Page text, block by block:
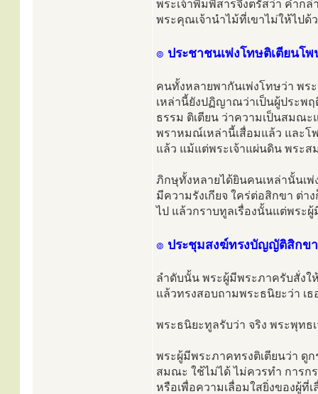
พระเจ้าพิมพิสารจึงตรัสว่า คำก
พระคุณเจ้านำไม้ที่เขาไม่ให้ไปด้
๏ ประชาชนเพ่งโทษติเตียนโ
คนทั้งหลายพากันเพ่งโทษว่า พร
เหล่านี้ยังปฏิญาณว่าเป็นผู้ประพ
ธรรม ติเตียน ว่าความเป็นสมณ
พราหมณ์เหล่านี้เสื่อมแล้ว และ
แล้ว แม้แต่พระเจ้าแผ่นดิน พระ
ภิกษุทั้งหลายได้ยินคนเหล่านั้นเ
มีความรังเกียจ ใคร่ต่อสิกขา ต่า
ไป แล้วกราบทูลเรื่องนั้นแต่พระ
๏ ประชุมสงฆ์ทรงบัญญัติสิกข
ลำดับนั้น พระผู้มีพระภาครับสั่งใ
แล้วทรงสอบถามพระธนิยะว่า เธ
พระธนิยะทูลรับว่า จริง พระพุทธ
พระผู้มีพระภาคทรงติเตียนว่า ดู
สมณะ ใช้ไม่ได้ ไม่ควรทำ การก
หรือเพื่อความเลื่อมใสยิ่งของผู้ที่